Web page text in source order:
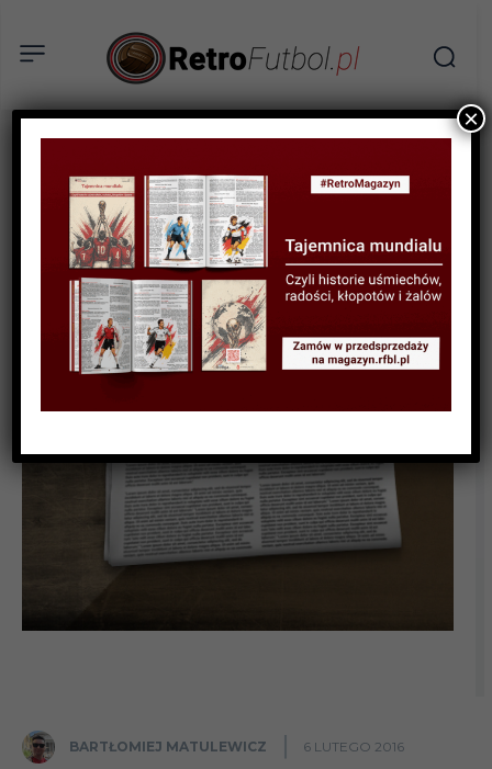
SPORTOWA HISTORIA
Wspomnienie Monachium
BARTŁOMIEJ MATULEWICZ 6 LUTEGO 2016
×